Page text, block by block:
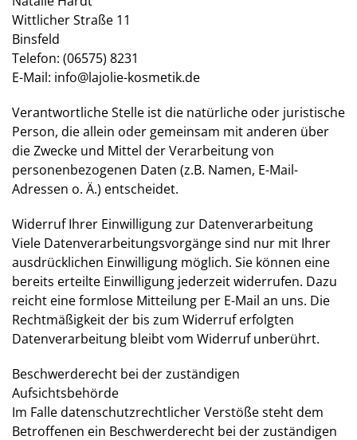
Wittlicher Straße 11
Binsfeld
Telefon: (06575) 8231
E-Mail: info@lajolie-kosmetik.de
Verantwortliche Stelle ist die natürliche oder juristische
Person, die allein oder gemeinsam mit anderen über
die Zwecke und Mittel der Verarbeitung von
personenbezogenen Daten (z.B. Namen, E-Mail-
Adressen o. Ä.) entscheidet.
Widerruf Ihrer Einwilligung zur Datenverarbeitung
Viele Datenverarbeitungsvorgänge sind nur mit Ihrer
ausdrücklichen Einwilligung möglich. Sie können eine
bereits erteilte Einwilligung jederzeit widerrufen. Dazu
reicht eine formlose Mitteilung per E-Mail an uns. Die
Rechtmäßigkeit der bis zum Widerruf erfolgten
Datenverarbeitung bleibt vom Widerruf unberührt.
Beschwerderecht bei der zuständigen
Aufsichtsbehörde
Im Falle datenschutzrechtlicher Verstöße steht dem
Betroffenen ein Beschwerderecht bei der zuständigen